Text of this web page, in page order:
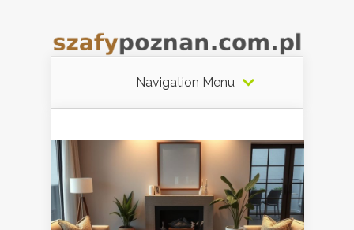
Navigation Menu